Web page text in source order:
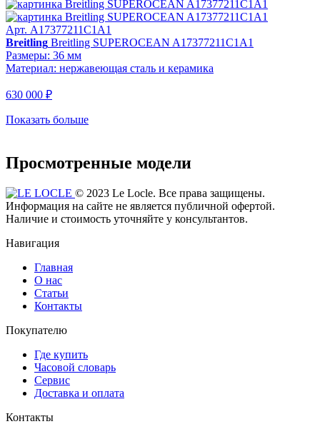
Арт. A17377211C1A1
Breitling Breitling SUPEROCEAN A17377211C1A1
Размеры: 36 мм
Материал: нержавеющая сталь и керамика
630 000 ₽
Показать больше
Просмотренные модели
© 2023 Le Locle. Все права защищены.
Информация на сайте не является публичной офертой.
Наличие и стоимость уточняйте у консультантов.
Навигация
Главная
О нас
Статьи
Контакты
Покупателю
Где купить
Часовой словарь
Сервис
Доставка и оплата
Контакты